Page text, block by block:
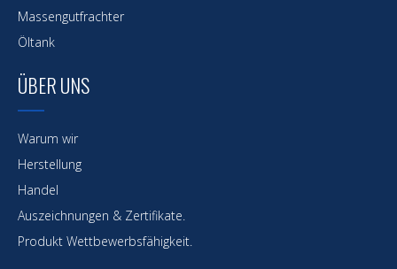
Massengutfrachter
Öltank
ÜBER UNS
Warum wir
Herstellung
Handel
Auszeichnungen & Zertifikate.
Produkt Wettbewerbsfähigkeit.